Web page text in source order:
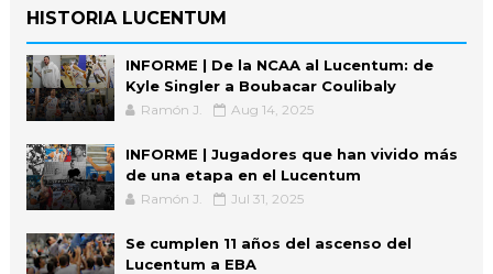
HISTORIA LUCENTUM
INFORME | De la NCAA al Lucentum: de
Kyle Singler a Boubacar Coulibaly
Ramón J. Aug 14, 2025
INFORME | Jugadores que han vivido más
de una etapa en el Lucentum
Ramón J. Jul 31, 2025
Se cumplen 11 años del ascenso del
Lucentum a EBA